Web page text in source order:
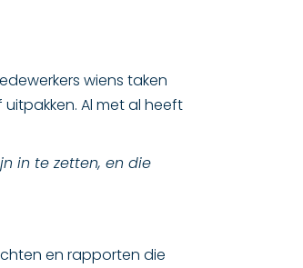
wiens taken
Al met al heeft
in te zetten, en die
en rapporten die